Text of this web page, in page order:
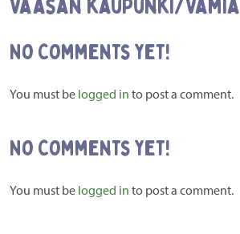
Vaasan kaupunki/Vamia
No Comments yet!
You must be logged in to post a comment.
No Comments yet!
You must be logged in to post a comment.